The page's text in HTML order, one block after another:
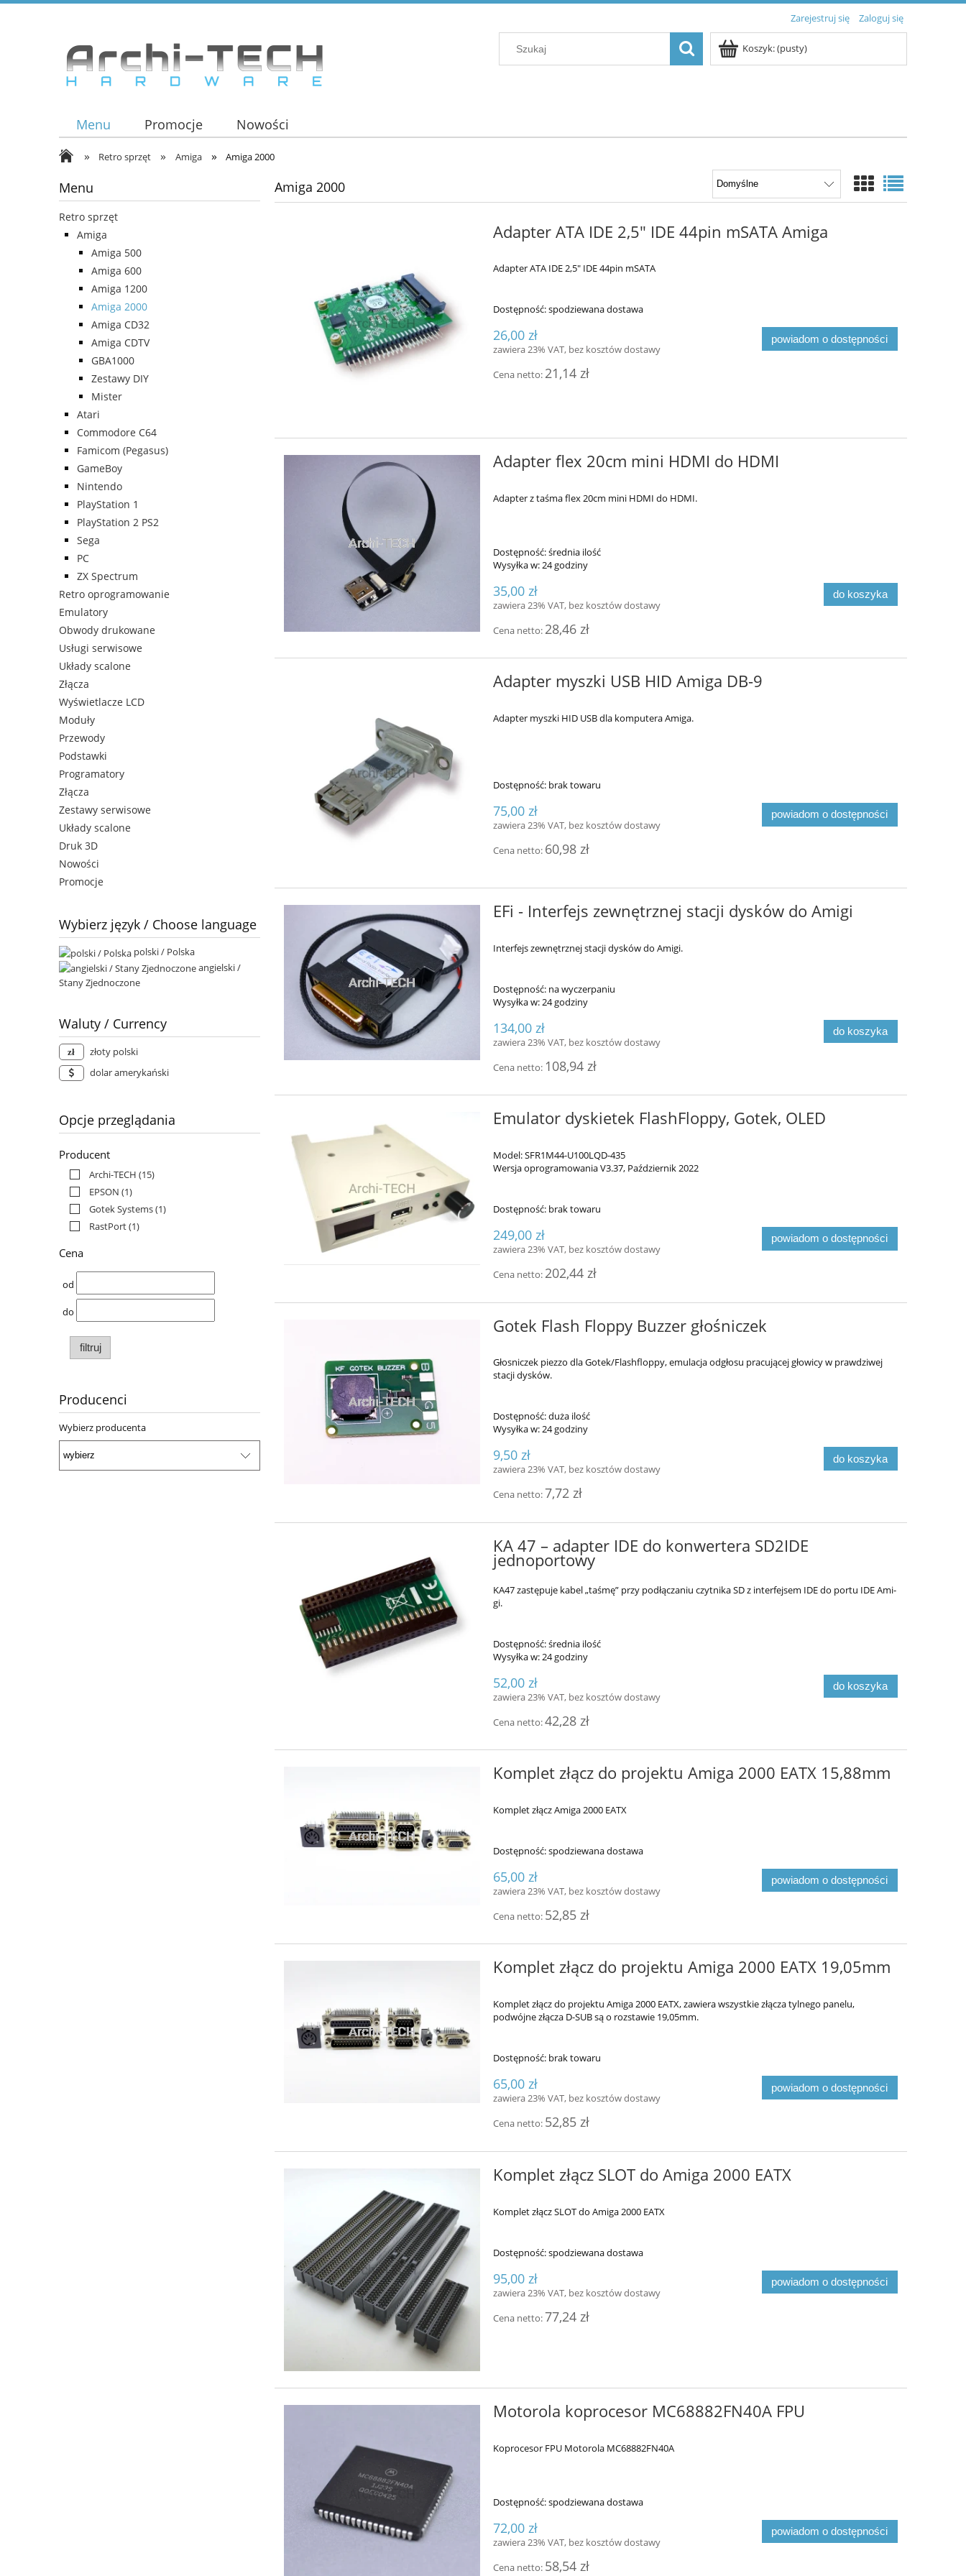
Zarejestruj się Zaloguj się
Koszyk:(pusty)
Menu Promocje Nowości
» Retro sprzęt » Amiga » Amiga 2000
Menu
Retro sprzęt
Amiga
Amiga 500
Amiga 600
Amiga 1200
Amiga 2000
Amiga CD32
Amiga CDTV
GBA1000
Zestawy DIY
Mister
Atari
Commodore C64
Famicom (Pegasus)
GameBoy
Nintendo
PlayStation 1
PlayStation 2 PS2
Sega
PC
ZX Spectrum
Retro oprogramowanie
Emulatory
Obwody drukowane
Usługi serwisowe
Układy scalone
Złącza
Wyświetlacze LCD
Moduły
Przewody
Podstawki
Programatory
Złącza
Zestawy serwisowe
Układy scalone
Druk 3D
Nowości
Promocje
Wybierz język / Choose language
polski / Polska
angielski /
Stany Zjednoczone
Waluty / Currency
złoty polski
dolar amerykański
Opcje przeglądania
Producent
Archi-TECH (15)
EPSON (1)
Gotek Systems(1)
RastPort(1)
Cena
od
do
filtruj
Producenci
Wybierz producenta
Amiga 2000
Adapter ATA IDE 2,5" IDE 44pin mSATA Amiga
Adapter ATA IDE 2,5" IDE 44pin mSATA
Dostępność:spodziewana dostawa
26,00 zł
zawiera 23% VAT, bez kosztów dostawy
Cena netto: 21,14 zł
powiadom o dostępności
Adapter flex 20cm mini HDMI do HDMI
Adapter z taśma flex 20cm mini HDMI do HDMI.
Dostępność:średnia ilość
Wysyłka w:24 godziny
35,00 zł
zawiera 23% VAT, bez kosztów dostawy
Cena netto: 28,46 zł
do koszyka
Adapter myszki USB HID Amiga DB-9
Adapter myszki HID USB dla komputera Amiga.
Dostępność: brak towaru
75,00 zł
zawiera 23% VAT, bez kosztów dostawy
Cena netto: 60,98 zł
powiadom o dostępności
EFi - Interfejs zewnętrznej stacji dysków do Amigi
Interfejs zewnętrznej stacji dysków do Amigi.
Dostępność: na wyczerpaniu
Wysyłka w:24 godziny
134,00 zł
zawiera 23% VAT, bez kosztów dostawy
Cena netto: 108,94 zł
do koszyka
Emulator dyskietek FlashFloppy, Gotek, OLED
Model: SFR1M44-U100LQD-435
Wersja oprogramowania V3.37, Październik 2022
Dostępność: brak towaru
249,00 zł
zawiera 23% VAT, bez kosztów dostawy
Cena netto: 202,44 zł
powiadom o dostępności
Gotek Flash Floppy Buzzer głośniczek
Głosniczek piezzo dla Gotek/Flashfloppy, emulacja odgłosu pracującej głowicy w prawdziwej
stacji dysków.
Dostępność:duża ilość
Wysyłka w:24 godziny
9,50 zł
zawiera 23% VAT, bez kosztów dostawy
Cena netto:7,72 zł
do koszyka
KA 47 – adapter IDE do konwertera SD2IDE
jednoportowy
KA47 za­stę­pu­je ka­bel „ta­śmę” przy pod­łą­cza­niu czyt­ni­ka SD z in­ter­fej­sem IDE do por­tu IDE Ami­
gi.
Dostępność:średnia ilość
Wysyłka w:24 godziny
52,00 zł
zawiera 23% VAT, bez kosztów dostawy
Cena netto:42,28 zł
do koszyka
Komplet złącz do projektu Amiga 2000 EATX 15,88mm
Komplet złącz Amiga 2000 EATX
Dostępność:spodziewana dostawa
65,00 zł
zawiera 23% VAT, bez kosztów dostawy
Cena netto: 52,85 zł
powiadom o dostępności
Komplet złącz do projektu Amiga 2000 EATX 19,05mm
Komplet złącz do projektu Amiga 2000 EATX, zawiera wszystkie złącza tylnego panelu,
podwójne złącza D-SUB są o rozstawie 19,05mm.
Dostępność: brak towaru
65,00 zł
zawiera 23% VAT, bez kosztów dostawy
Cena netto: 52,85 zł
powiadom o dostępności
Komplet złącz SLOT do Amiga 2000 EATX
Komplet złącz SLOT do Amiga 2000 EATX
Dostępność:spodziewana dostawa
95,00 zł
zawiera 23% VAT, bez kosztów dostawy
Cena netto:77,24 zł
powiadom o dostępności
Motorola koprocesor MC68882FN40A FPU
Koprocesor FPU Motorola MC68882FN40A
Dostępność:spodziewana dostawa
72,00 zł
zawiera 23% VAT, bez kosztów dostawy
Cena netto: 58,54 zł
powiadom o dostępności